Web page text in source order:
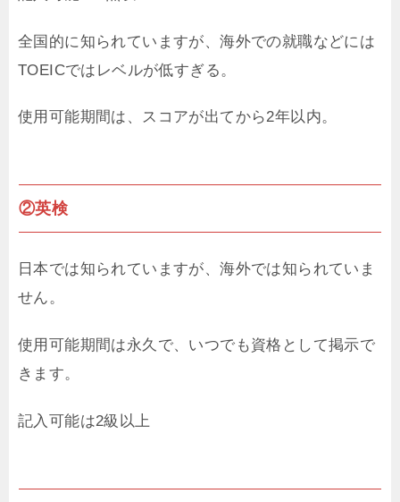
全国的に知られていますが、海外での就職などには
TOEICではレベルが低すぎる。
使用可能期間は、スコアが出てから2年以内。
②英検
日本では知られていますが、海外では知られていま
せん。
使用可能期間は永久で、いつでも資格として掲示で
きます。
記入可能は2級以上